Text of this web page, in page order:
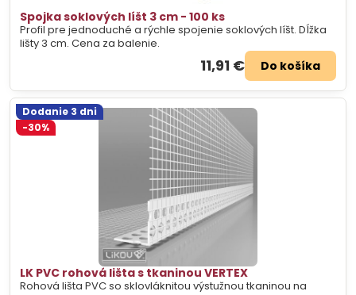
Spojka soklových líšt 3 cm - 100 ks
Profil pre jednoduché a rýchle spojenie soklových líšt. Dĺžka
lišty 3 cm. Cena za balenie.
11,91 € Do košíka
LK PVC rohová lišta s tkaninou VERTEX
Dodanie 3 dni
-30%
Rohová lišta PVC so sklovláknitou výstužnou tkaninou na